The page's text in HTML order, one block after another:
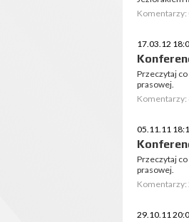
Komentarzy:
17.03.12
Przeczytaj
prasowej.
Komentarzy:
05.11.11
Przeczytaj
prasowej.
Komentarzy:
29.10.11